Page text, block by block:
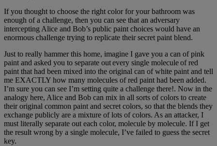
If you thought to choose the right color for your bathroom was
enough of a challenge, then you can see that an adversary
intercepting Alice and Bob’s public paint choices would have an
enormous challenge trying to replicate their secret paint blend.
Just to really hammer this home, imagine I gave you a can of pink
paint and asked you to separate out every single molecule of red
paint that had been mixed into the original can of white paint and tell
me EXACTLY how many molecules of red paint had been added.
I’m sure you can see I’m setting quite a challenge there!. Now in the
analogy here, Alice and Bob can mix in all sorts of colors to create
their original common paint and secret colors, so that the blends they
exchange publicly are a mixture of lots of colors. As an attacker, I
must literally separate out each color, molecule by molecule. If I get
the result wrong by a single molecule, I’ve failed to guess the secret
key.